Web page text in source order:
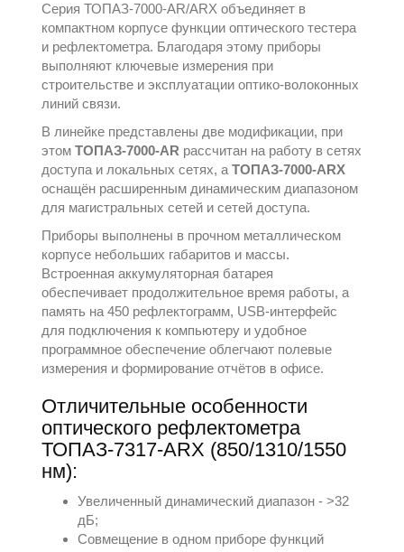
Серия ТОПАЗ-7000-AR/ARX объединяет в
компактном корпусе функции оптического тестера
и рефлектометра. Благодаря этому приборы
выполняют ключевые измерения при
строительстве и эксплуатации оптико‑волоконных
линий связи.
В линейке представлены две модификации, при
этомТОПАЗ-7000-AR рассчитан на работу в сетях
доступа и локальных сетях, аТОПАЗ-7000-ARX
оснащён расширенным динамическим диапазоном
для магистральных сетей и сетей доступа.
Приборы выполнены в прочном металлическом
корпусе небольших габаритов и массы.
Встроенная аккумуляторная батарея
обеспечивает продолжительное время работы, а
память на 450 рефлектограмм, USB‑интерфейс
для подключения к компьютеру и удобное
программное обеспечение облегчают полевые
измерения и формирование отчётов в офисе.
Отличительные особенности
оптического рефлектометра
ТОПАЗ-7317-ARX (850/1310/1550
нм):
Увеличенный динамический диапазон - >32
дБ;
Совмещение в одном приборе функций